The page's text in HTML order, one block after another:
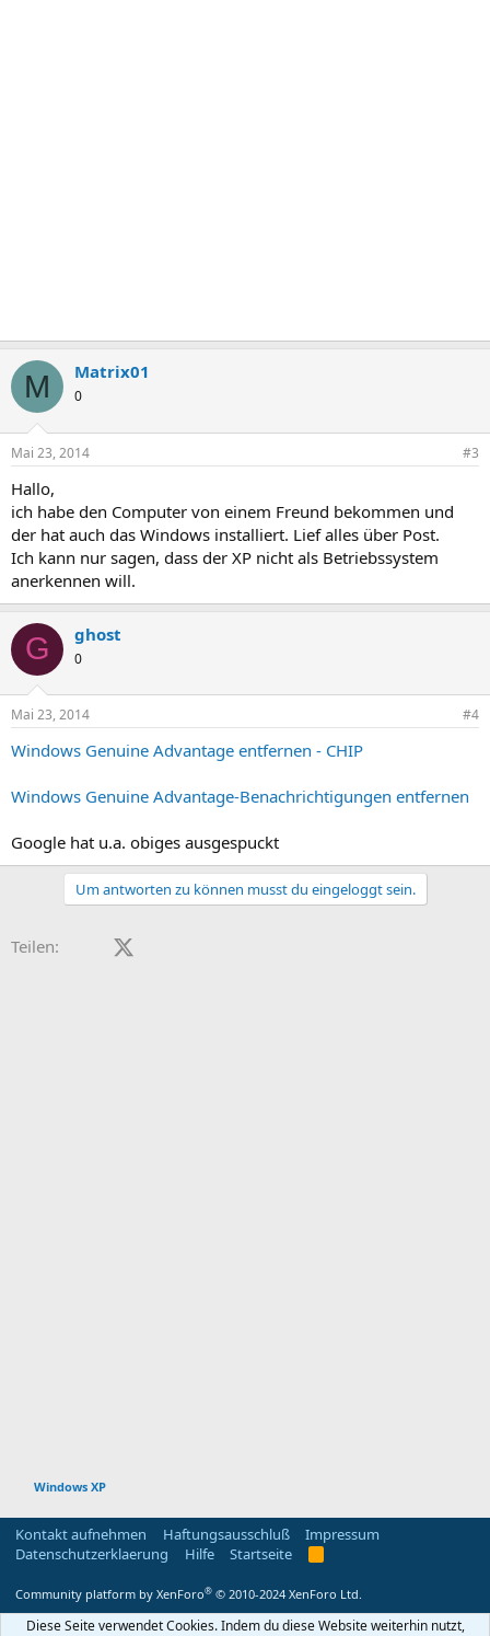
M Matrix01
0
Mai 23, 2014 #3
Hallo,
ich habe den Computer von einem Freund bekommen und
der hat auch das Windows installiert. Lief alles über Post.
Ich kann nur sagen, dass der XP nicht als Betriebssystem
anerkennen will.
G ghost
0
Mai 23, 2014 #4
Windows Genuine Advantage entfernen - CHIP
Windows Genuine Advantage-Benachrichtigungen entfernen
Google hat u.a. obiges ausgespuckt
Um antworten zu können musst du eingeloggt sein.
Teilen: Facebook
Windows XP
Kontakt aufnehmen Haftungsausschluß
Impressum
Datenschutzerklaerung
Hilfe Startseite
R
Community platform by XenForo® © 2010-2024 XenForo Ltd.
Diese Seite verwendet Cookies. Indem du diese Website weiterhin nutzt,